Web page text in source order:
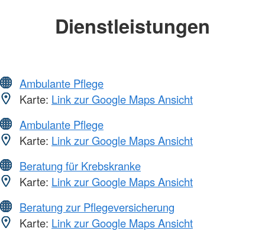
Dienstleistungen
Ambulante Pflege
Karte: Link zur Google Maps Ansicht
Ambulante Pflege
Karte: Link zur Google Maps Ansicht
Beratung für Krebskranke
Karte: Link zur Google Maps Ansicht
Beratung zur Pflegeversicherung
Karte: Link zur Google Maps Ansicht